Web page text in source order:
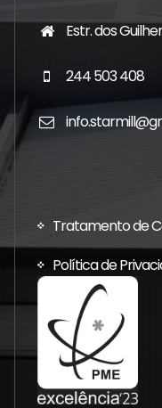
Estr. dos
244 503 408
Tratamento de
Política de